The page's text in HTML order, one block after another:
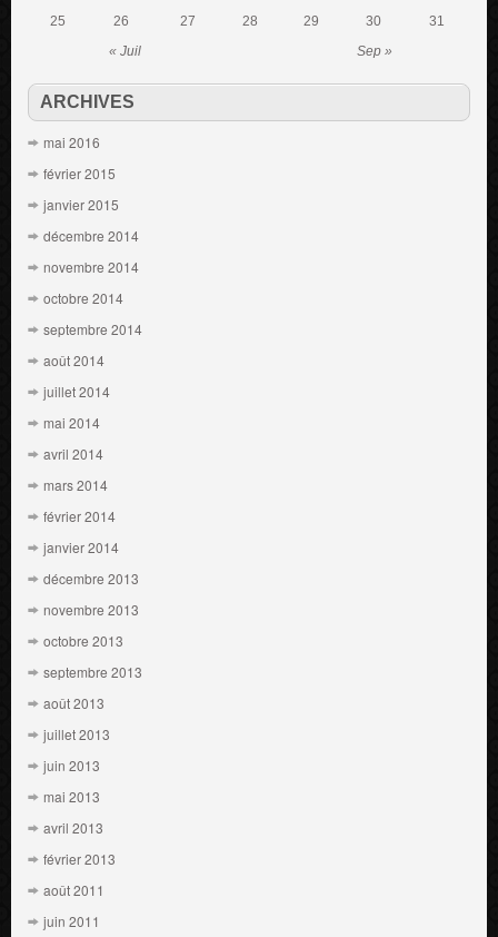
« Juil Sep »
25
26 27 28 29 30 31
ARCHIVES
mai 2016
février 2015
janvier 2015
décembre 2014
novembre 2014
octobre 2014
septembre 2014
août 2014
juillet 2014
mai 2014
avril 2014
mars 2014
février 2014
janvier 2014
décembre 2013
novembre 2013
octobre 2013
septembre 2013
août 2013
juillet 2013
juin 2013
mai 2013
avril 2013
février 2013
août 2011
juin 2011